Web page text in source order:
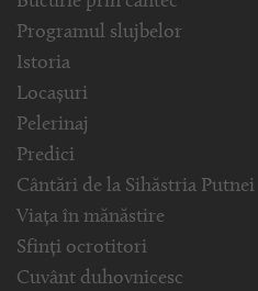
Programul slujbelor
Istoria
Locașuri
Pelerinaj
Predici
Cântări de la Sihăstria Putnei
Viața în mănăstire
Sfinți ocrotitori
Cuvânt duhovnicesc